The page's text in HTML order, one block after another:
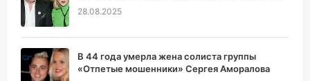
28.08.2025
В 44 года умерла жена солиста группы
«Отпетые мошенники» Сергея Аморалова